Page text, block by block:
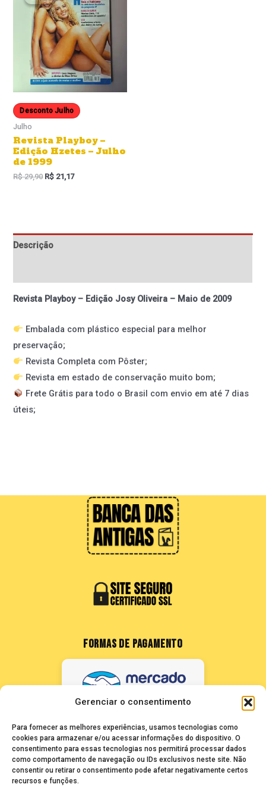
Gerenciar o consentimento
Para fornecer as melhores experiências, usamos tecnologias como
cookies para armazenar e/ou acessar informações do dispositivo. O
consentimento para essas tecnologias nos permitirá processar dados
como comportamento de navegação ou IDs exclusivos neste site. Não
consentir ou retirar o consentimento pode afetar negativamente certos
recursos e funções.
Desconto Julho
Julho
Revista Playboy –
Edição Hzetes – Julho
de 1999
R$29,90 R$ 21,17
Descrição
Revista Playboy – Edição Josy Oliveira – Maio de 2009
Embalada com plástico especial para melhor
preservação;
Revista Completa com Pôster;
Revista em estado de conservação muito bom;
Frete Grátis para todo o Brasil com envio em até 7 dias
úteis;
FORMAS DE PAGAMENTO
FALE CONOSCO